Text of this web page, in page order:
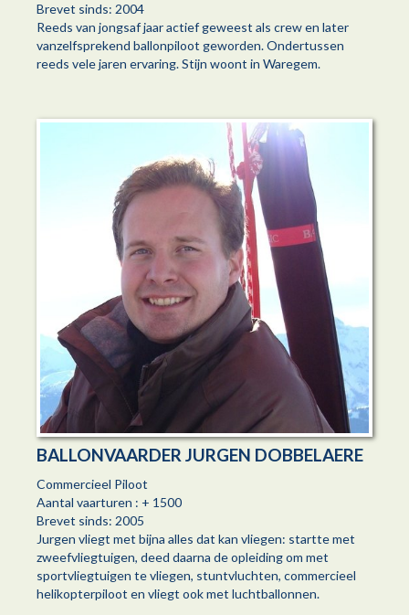
Brevet sinds: 2004
Reeds van jongsaf jaar actief geweest als crew en later
vanzelfsprekend ballonpiloot geworden. Ondertussen
reeds vele jaren ervaring. Stijn woont in Waregem.
BALLONVAARDER JURGEN DOBBELAERE
Commercieel Piloot
Aantal vaarturen : + 1500
Brevet sinds: 2005
Jurgen vliegt met bijna alles dat kan vliegen: startte met
zweefvliegtuigen, deed daarna de opleiding om met
sportvliegtuigen te vliegen, stuntvluchten, commercieel
helikopterpiloot en vliegt ook met luchtballonnen.